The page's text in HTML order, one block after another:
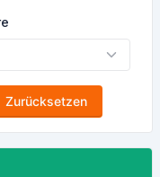
Zurücksetzen